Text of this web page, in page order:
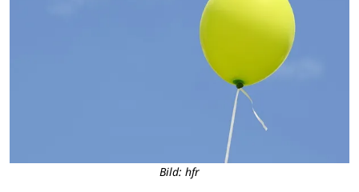
Bild: hfr